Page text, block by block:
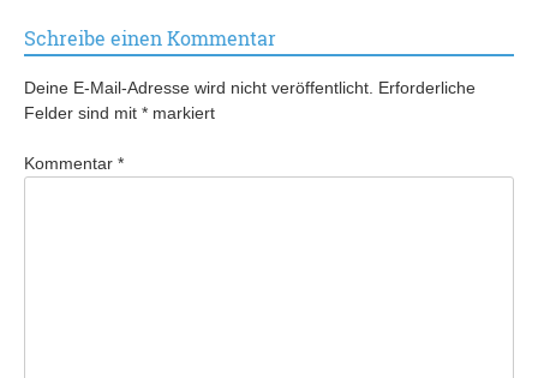
Schreibe einen Kommentar
Deine E-Mail-Adresse wird nicht veröffentlicht. Erforderliche
Felder sind mit * markiert
Kommentar *